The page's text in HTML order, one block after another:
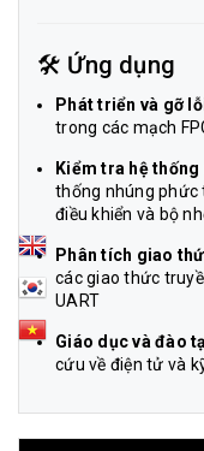
🛠️ Ứng dụng
Phát triển và gỡ
trong các mạch
Kiểm tra hệ thống
thống nhúng phức
điều khiển và bộ
Phân tích giao
các giao thức
UART
Giáo dục và đào
cứu về điện tử và